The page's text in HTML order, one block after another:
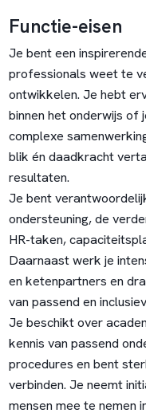
Functie-eisen
Je bent een
professionals weet te
ontwikkelen. Je hebt
binnen het onderwijs of
complexe
blik én daadkracht
resultaten.
Je bent
ondersteuning, de
HR-taken,
Daarnaast werk je
en ketenpartners en
van passend en
Je beschikt over
kennis van passend
procedures en bent
verbinden. Je neemt
mensen mee te nemen